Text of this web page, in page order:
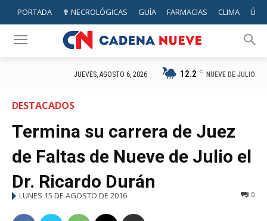
PORTADA ✟ NECROLÓGICAS GUÍA FARMACIAS CLIMA
JUEVES, AGOSTO 6, 2026 12.2 C NUEVE DE JULIO
DESTACADOS
Termina su carrera de Juez
de Faltas de Nueve de Julio el
Dr. Ricardo Durán
LUNES 15 DE AGOSTO DE 2016 0